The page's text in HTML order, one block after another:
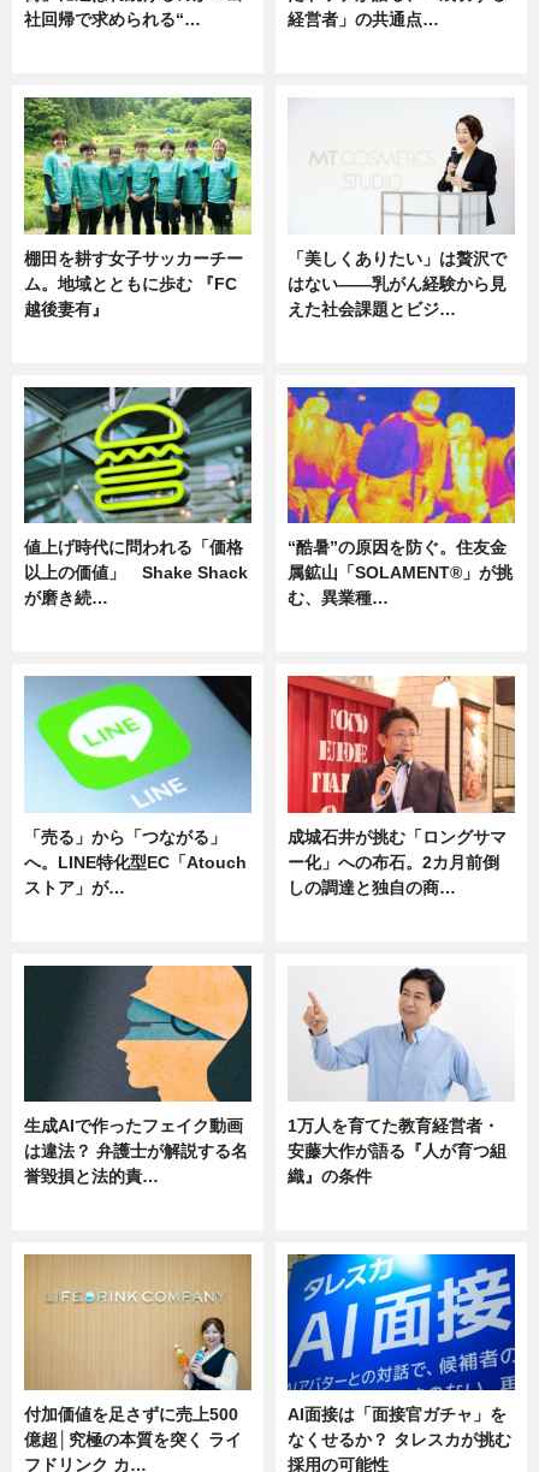
社回帰で求められる“…
経営者」の共通点…
棚田を耕す女子サッカーチー
ム。地域とともに歩む 『FC
越後妻有』
「美しくありたい」は贅沢で
はない――乳がん経験から見
えた社会課題とビジ…
値上げ時代に問われる「価格
以上の価値」 Shake Shack
が磨き続…
“酷暑”の原因を防ぐ。住友金
属鉱山「SOLAMENT®」が挑
む、異業種…
「売る」から「つながる」
へ。LINE特化型EC「Atouch
ストア」が…
成城石井が挑む「ロングサマ
ー化」への布石。2カ月前倒
しの調達と独自の商…
生成AIで作ったフェイク動画
は違法？ 弁護士が解説する名
誉毀損と法的責…
1万人を育てた教育経営者・
安藤大作が語る『人が育つ組
織』の条件
付加価値を足さずに売上500
億超│究極の本質を突く ライ
フドリンク カ…
AI面接は「面接官ガチャ」を
なくせるか？ タレスカが挑む
採用の可能性